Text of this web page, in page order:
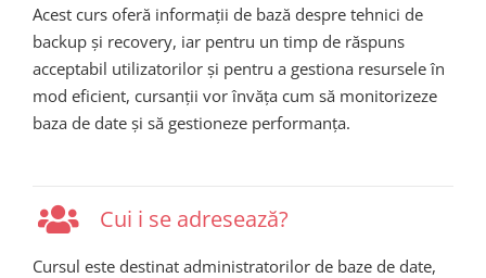
Acest curs oferă informații de bază despre tehnici de
backup și recovery, iar pentru un timp de răspuns
acceptabil utilizatorilor și pentru a gestiona resursele în
mod eficient, cursanții vor învăța cum să monitorizeze
baza de date și să gestioneze performanța.
Cui i se adresează?
Cursul este destinat administratorilor de baze de date,